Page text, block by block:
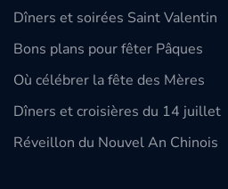
Dîners et soirées Saint Valentin
Bons plans pour fêter Pâques
Où célébrer la fête des Mères
Dîners et croisières du 14 juillet
Réveillon du Nouvel An Chinois